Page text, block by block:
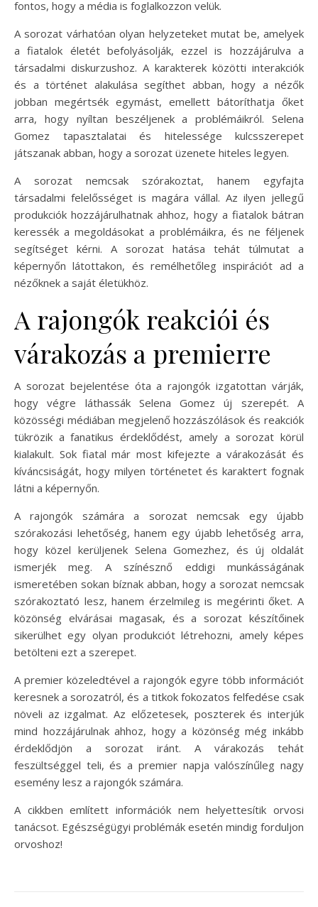
fontos, hogy a média is foglalkozzon velük.
A sorozat várhatóan olyan helyzeteket mutat be, amelyek
a fiatalok életét befolyásolják, ezzel is hozzájárulva a
társadalmi diskurzushoz. A karakterek közötti interakciók
és a történet alakulása segíthet abban, hogy a nézők
jobban megértsék egymást, emellett bátoríthatja őket
arra, hogy nyíltan beszéljenek a problémáikról. Selena
Gomez tapasztalatai és hitelessége kulcsszerepet
játszanak abban, hogy a sorozat üzenete hiteles legyen.
A sorozat nemcsak szórakoztat, hanem egyfajta
társadalmi felelősséget is magára vállal. Az ilyen jellegű
produkciók hozzájárulhatnak ahhoz, hogy a fiatalok bátran
keressék a megoldásokat a problémáikra, és ne féljenek
segítséget kérni. A sorozat hatása tehát túlmutat a
képernyőn látottakon, és remélhetőleg inspirációt ad a
nézőknek a saját életükhöz.
A rajongók reakciói és
várakozás a premierre
A sorozat bejelentése óta a rajongók izgatottan várják,
hogy végre láthassák Selena Gomez új szerepét. A
közösségi médiában megjelenő hozzászólások és reakciók
tükrözik a fanatikus érdeklődést, amely a sorozat körül
kialakult. Sok fiatal már most kifejezte a várakozását és
kíváncsiságát, hogy milyen történetet és karaktert fognak
látni a képernyőn.
A rajongók számára a sorozat nemcsak egy újabb
szórakozási lehetőség, hanem egy újabb lehetőség arra,
hogy közel kerüljenek Selena Gomezhez, és új oldalát
ismerjék meg. A színésznő eddigi munkásságának
ismeretében sokan bíznak abban, hogy a sorozat nemcsak
szórakoztató lesz, hanem érzelmileg is megérinti őket. A
közönség elvárásai magasak, és a sorozat készítőinek
sikerülhet egy olyan produkciót létrehozni, amely képes
betölteni ezt a szerepet.
A premier közeledtével a rajongók egyre több információt
keresnek a sorozatról, és a titkok fokozatos felfedése csak
növeli az izgalmat. Az előzetesek, poszterek és interjúk
mind hozzájárulnak ahhoz, hogy a közönség még inkább
érdeklődjön a sorozat iránt. A várakozás tehát
feszültséggel teli, és a premier napja valószínűleg nagy
esemény lesz a rajongók számára.
A cikkben említett információk nem helyettesítik orvosi
tanácsot. Egészségügyi problémák esetén mindig forduljon
orvoshoz!